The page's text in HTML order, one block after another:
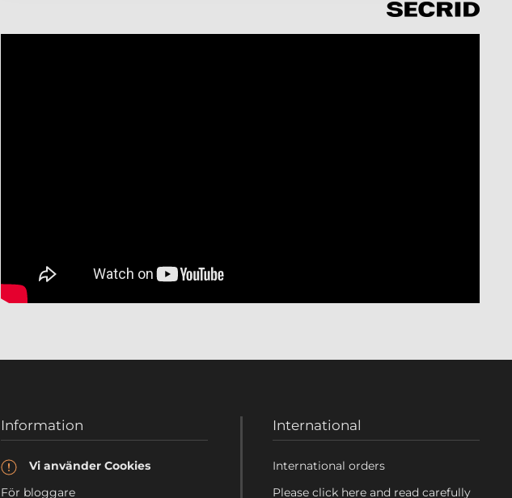
Information
Vi använder Cookies
För bloggare
International
International orders
Please click here and read carefully